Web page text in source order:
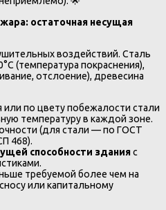
остаточная несущая
воздействий. Сталь
(температура покраснения),
отслоение), древесина
или по цвету побежалости стали
температуру в каждой зоне.
(для стали — по ГОСТ
468).
способности зданияс
требуемой более чем на
или капитальному